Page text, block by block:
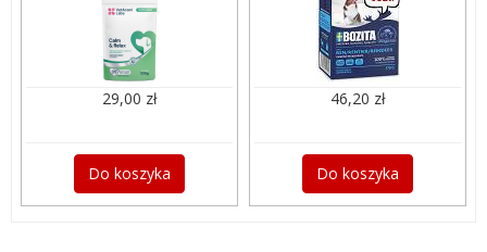
29,00 zł
Do koszyka
46,20 zł
Do koszyka